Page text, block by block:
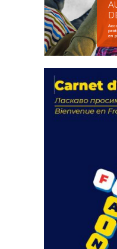
actions
18 septembre 2023
FEUILLETER